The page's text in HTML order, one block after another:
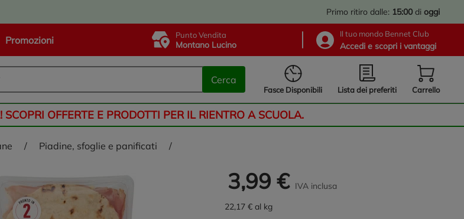
Primo ritiro dalle: 15:00 di oggi
Promozioni Punto Vendita
Montano Lucino
Il tuo mondo Bennet Club
Accedi e scopri i vantaggi
Cerca
Fasce Disponibili Lista dei preferiti Carrello
OFFERTE E PRODOTTI PER IL RIENTRO A SCUOLA.
/ piadine, sfoglie e panificati /
3,99 € IVA inclusa
22,17 € al kg